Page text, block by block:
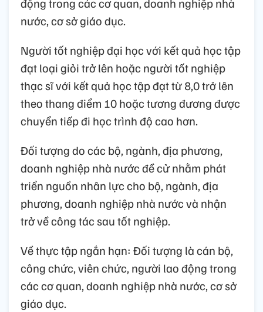
động trong các cơ quan, doanh nghiệp nhà
nước, cơ sở giáo dục.
Người tốt nghiệp đại học với kết quả học tập
đạt loại giỏi trở lên hoặc người tốt nghiệp
thạc sĩ với kết quả học tập đạt từ 8,0 trở lên
theo thang điểm 10 hoặc tương đương được
chuyển tiếp đi học trình độ cao hơn.
Đối tượng do các bộ, ngành, địa phương,
doanh nghiệp nhà nước đề cử nhằm phát
triển nguồn nhân lực cho bộ, ngành, địa
phương, doanh nghiệp nhà nước và nhận
trở về công tác sau tốt nghiệp.
Về thực tập ngắn hạn: Đối tượng là cán bộ,
công chức, viên chức, người lao động trong
các cơ quan, doanh nghiệp nhà nước, cơ sở
giáo dục.